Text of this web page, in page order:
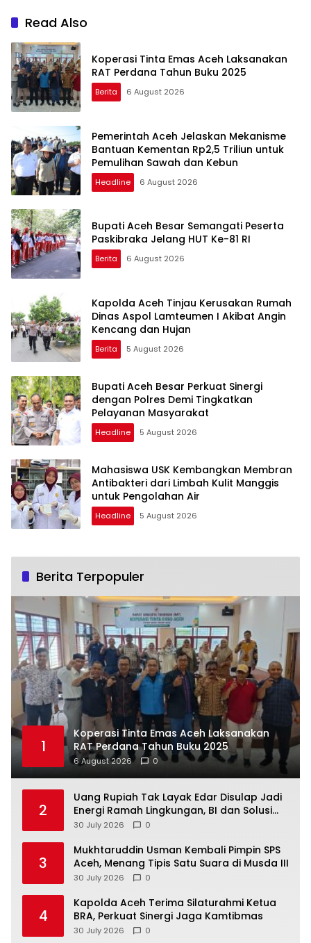
Read Also
Koperasi Tinta Emas Aceh Laksanakan
RAT Perdana Tahun Buku 2025
Berita 6 August 2026
Pemerintah Aceh Jelaskan Mekanisme
Bantuan Kementan Rp2,5 Triliun untuk
Pemulihan Sawah dan Kebun
Headline 6 August 2026
Bupati Aceh Besar Semangati Peserta
Paskibraka Jelang HUT Ke-81 RI
Berita 6 August 2026
Kapolda Aceh Tinjau Kerusakan Rumah
Dinas Aspol Lamteumen I Akibat Angin
Kencang dan Hujan
Berita 5 August 2026
Bupati Aceh Besar Perkuat Sinergi
dengan Polres Demi Tingkatkan
Pelayanan Masyarakat
Headline 5 August 2026
Mahasiswa USK Kembangkan Membran
Antibakteri dari Limbah Kulit Manggis
untuk Pengolahan Air
Headline 5 August 2026
Berita Terpopuler
1
Koperasi Tinta Emas Aceh Laksanakan
RAT Perdana Tahun Buku 2025
6 August 2026 0
2
Uang Rupiah Tak Layak Edar Disulap Jadi
Energi Ramah Lingkungan, BI dan Solusi
Bangun Andalas Berkolaborasi di Aceh
30 July 2026 0
3
Mukhtaruddin Usman Kembali Pimpin SPS
Aceh, Menang Tipis Satu Suara di Musda III
30 July 2026 0
4
Kapolda Aceh Terima Silaturahmi Ketua
BRA, Perkuat Sinergi Jaga Kamtibmas
30 July 2026 0